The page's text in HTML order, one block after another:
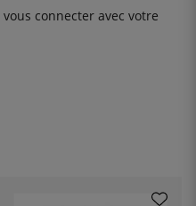
vous connecter avec votre